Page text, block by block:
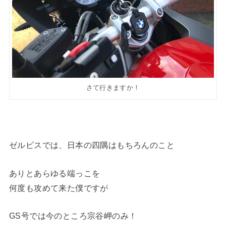
さて行きますか！
ゼルビスでは、日本の四隅はもちろんのこと
ありとあらゆる端っこを
何度も攻めて来た僕ですが
GS号では今のところ宗谷岬のみ！